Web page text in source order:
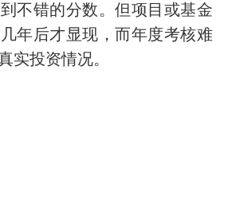
不错的分数。但项目或基金
年后才显现，而年度考核难
实投资情况。